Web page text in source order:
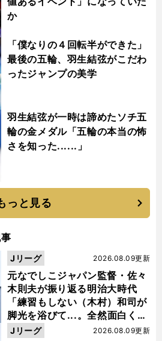
か
「僕なりの４回転半ができた」
最後の五輪、羽生結弦がこだわ
ったジャンプの美学
羽生結弦が一時は諦めたソチ五
輪の金メダル「五輪の本当の怖
さを知った......」
っと見る
元なでしこジャパン監督・佐々
木則夫が振り返る明治大時代
「練習もしない（木村）和司が
脚光を浴びて...。全然面白くな
い４年間でした」
2026.08.09更新
Jリーグ
2026.08.09更新
Jリーグ